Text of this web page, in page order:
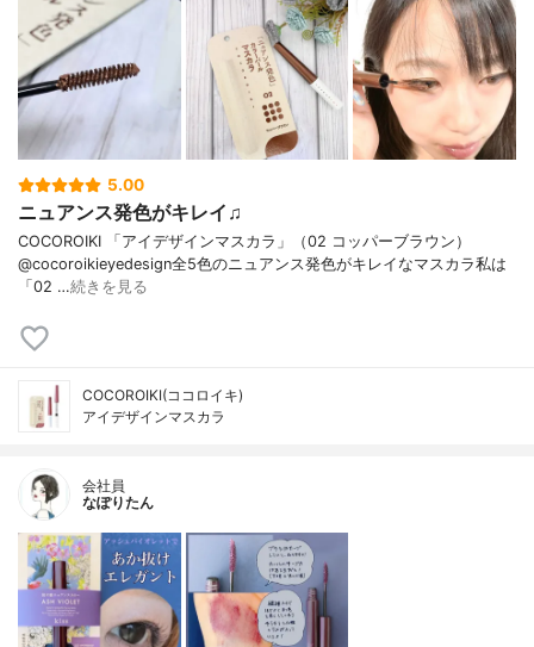
5.00
ニュアンス発色がキレイ♫
COCOROIKI 「アイデザインマスカラ」（02 コッパーブラウン）
@cocoroikieyedesign全5色のニュアンス発色がキレイなマスカラ私は
「02 …続きを見る
COCOROIKI(ココロイキ)
アイデザインマスカラ
会社員
なぽりたん